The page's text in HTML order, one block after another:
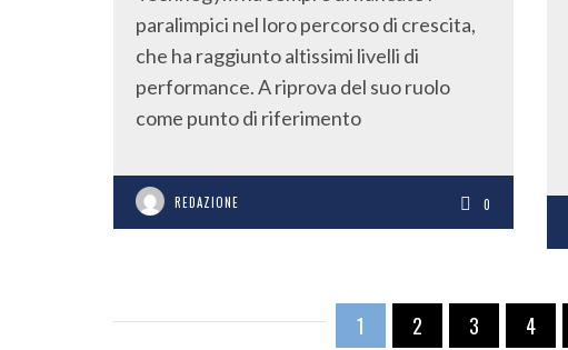
paralimpici nel loro percorso di crescita,
che ha raggiunto altissimi livelli di
performance. A riprova del suo ruolo
come punto di riferimento
REDAZIONE 0
1 2 3 4